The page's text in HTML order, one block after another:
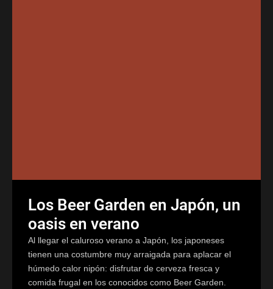
Los Beer Garden en Japón, un
oasis en verano
Al llegar el caluroso verano a Japón, los japoneses
tienen una costumbre muy arraigada para aplacar el
húmedo calor nipón: disfrutar de cerveza fresca y
comida frugal en los conocidos como Beer Garden.